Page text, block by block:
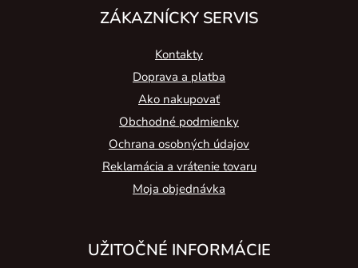
ZÁKAZNÍCKY SERVIS
Kontakty
Doprava a platba
Ako nakupovať
Obchodné podmienky
Ochrana osobných údajov
Reklamácia a vrátenie tovaru
Moja objednávka
UŽITOČNÉ INFORMÁCIE